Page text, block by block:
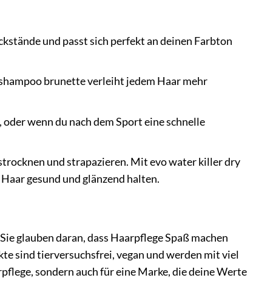
und passt sich perfekt an deinen Farbton
brunette verleiht jedem Haar mehr
wenn du nach dem Sport eine schnelle
und strapazieren. Mit evo water killer dry
gesund und glänzend halten.
glauben daran, dass Haarpflege Spaß machen
sind tierversuchsfrei, vegan und werden mit viel
sondern auch für eine Marke, die deine Werte